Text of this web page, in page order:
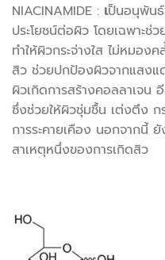
NIACINAMIDE : เป็นอนุพัน
ประโยชน์ต่อผิว โดยเฉพาะช่
ทำให้ผิวกระจ่างใส ไม่หมอ
สิว ช่วยปกป้องผิวจากแสงแ
ผิวเกิดการสร้างคอลลาเจน
ซึ่งช่วยให้ผิวชุ่มชื้น เต่งตึง ก
การระคายเคือง นอกจากนี้
สาเหตุหนึ่งของการเกิดสิว